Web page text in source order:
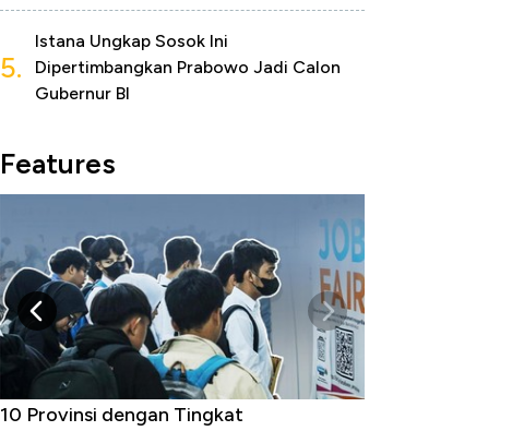
5.
Istana Ungkap Sosok Ini
Dipertimbangkan Prabowo Jadi Calon
Gubernur BI
Features
10 Provinsi dengan Tingkat